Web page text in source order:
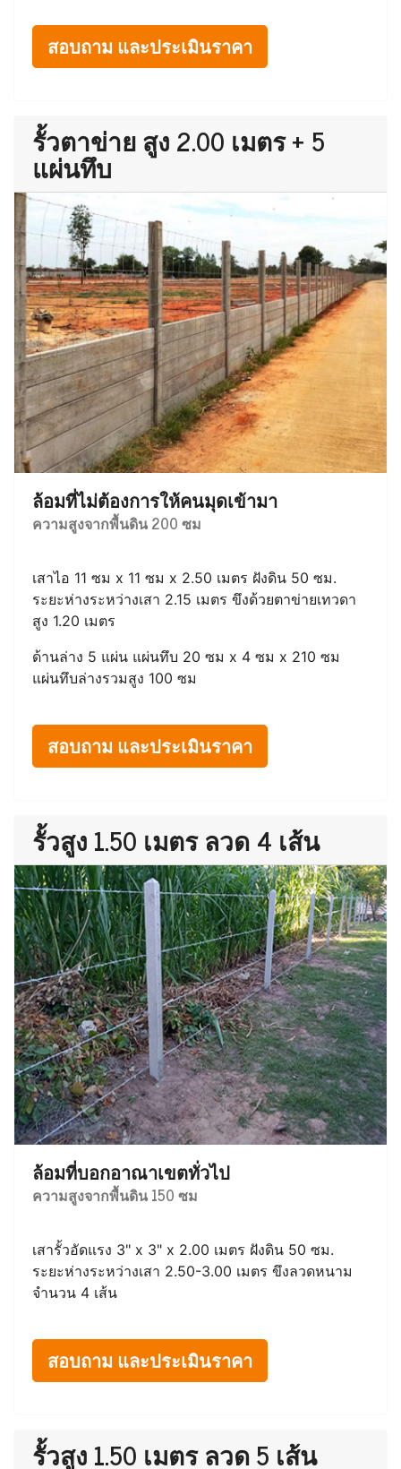
สอบถาม และประเมินราคา
รั้วตาข่าย สูง 2.00 เมตร + 5
แผ่นทึบ
ล้อมที่ไม่ต้องการให้คนมุดเข้ามา
ความสูงจากพื้นดิน 200 ซม
เสาไอ 11 ซม x 11 ซม x 2.50 เมตร ฝังดิน 50 ซม.
ระยะห่างระหว่างเสา 2.15 เมตร ขึงด้วยตาข่ายเทวดา
สูง 1.20 เมตร
ด้านล่าง 5 แผ่น แผ่นทึบ 20 ซม x 4 ซม x 210 ซม
แผ่นทึบล่างรวมสูง 100 ซม
สอบถาม และประเมินราคา
รั้วสูง 1.50 เมตร ลวด 4 เส้น
ล้อมที่บอกอาณาเขตทั่วไป
ความสูงจากพื้นดิน 150 ซม
เสารั้วอัดแรง 3" x 3" x 2.00 เมตร ฝังดิน 50 ซม.
ระยะห่างระหว่างเสา 2.50-3.00 เมตร ขึงลวดหนาม
จำนวน 4 เส้น
สอบถาม และประเมินราคา
รั้วสูง 1.50 เมตร ลวด 5 เส้น